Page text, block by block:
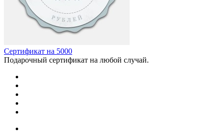
Сертификат на 5000
Подарочный сертификат на любой случай.